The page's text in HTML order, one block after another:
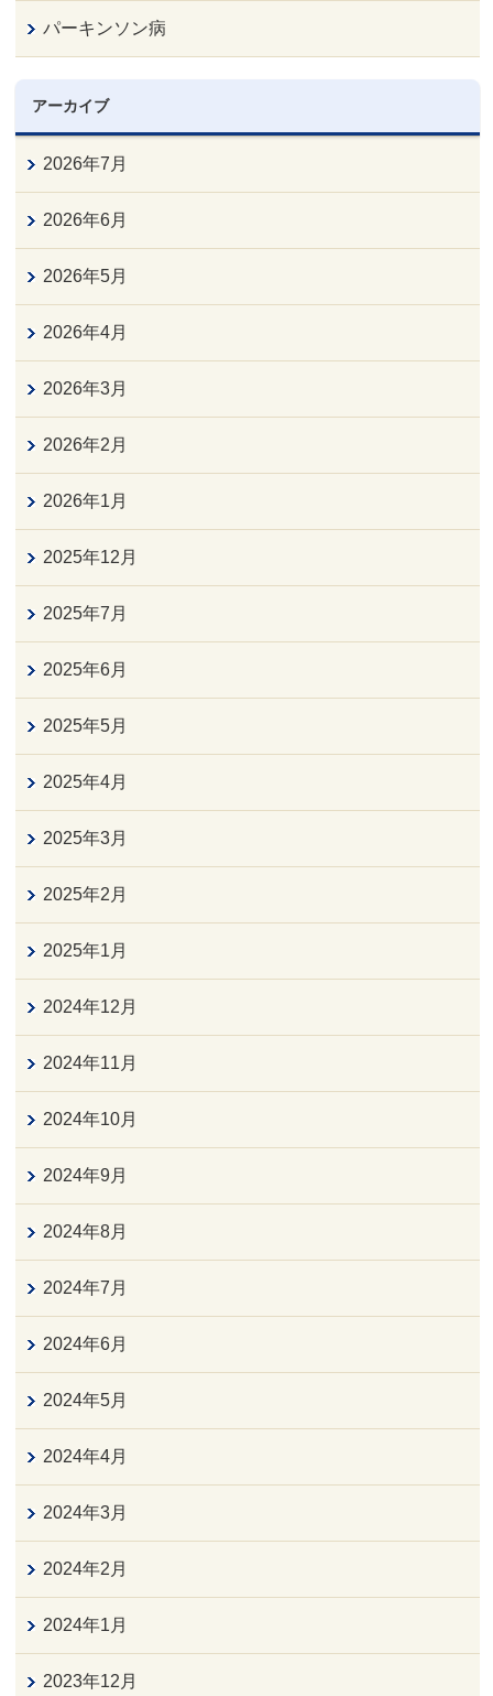
パーキンソン病
アーカイブ
2026年7月
2026年6月
2026年5月
2026年4月
2026年3月
2026年2月
2026年1月
2025年12月
2025年7月
2025年6月
2025年5月
2025年4月
2025年3月
2025年2月
2025年1月
2024年12月
2024年11月
2024年10月
2024年9月
2024年8月
2024年7月
2024年6月
2024年5月
2024年4月
2024年3月
2024年2月
2024年1月
2023年12月